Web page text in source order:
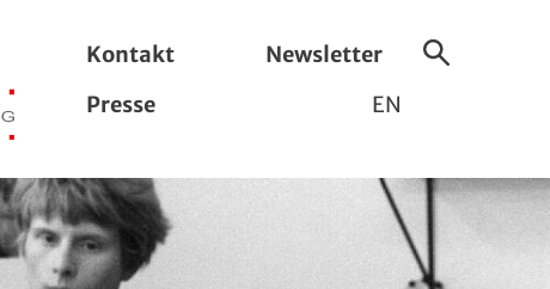
Kontakt
Newsletter
Presse
EN